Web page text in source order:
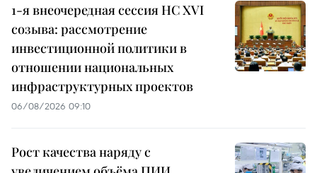
1-я внеочередная сессия НС XVI
созыва: рассмотрение
инвестиционной политики в
отношении национальных
инфраструктурных проектов
06/08/2026 09:10
Рост качества наряду с